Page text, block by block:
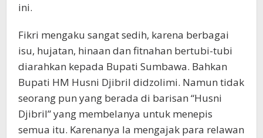
ini.
Fikri mengaku sangat sedih, karena berbagai
isu, hujatan, hinaan dan fitnahan bertubi-tubi
diarahkan kepada Bupati Sumbawa. Bahkan
Bupati HM Husni Djibril didzolimi. Namun tidak
seorang pun yang berada di barisan “Husni
Djibril” yang membelanya untuk menepis
semua itu. Karenanya Ia mengajak para relawan